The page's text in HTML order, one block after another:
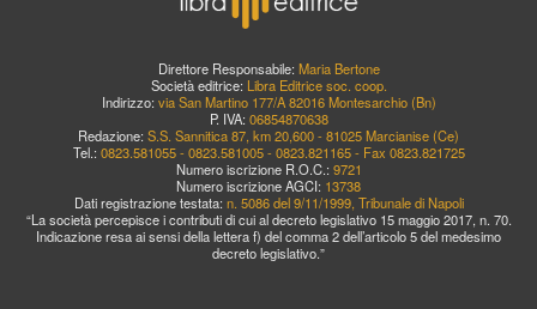
Direttore Responsabile: Maria Bertone
Società editrice: Libra Editrice soc. coop.
Indirizzo: via San Martino 177/A 82016 Montesarchio (Bn)
P. IVA: 06854870638
Redazione: S.S. Sannitica 87, km 20,600 - 81025 Marcianise (Ce)
Tel.: 0823.581055 - 0823.581005 - 0823.821165 - Fax 0823.821725
Numero iscrizione R.O.C.: 9721
Numero iscrizione AGCI: 13738
Dati registrazione testata: n. 5086 del 9/11/1999, Tribunale di Napoli
“La società percepisce i contributi di cui al decreto legislativo 15 maggio 2017, n. 70.
Indicazione resa ai sensi della lettera f) del comma 2 dell’articolo 5 del medesimo
decreto legislativo.”